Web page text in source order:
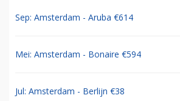
Sep: Amsterdam - Aruba €614
Mei: Amsterdam - Bonaire €594
Jul: Amsterdam - Berlijn €38